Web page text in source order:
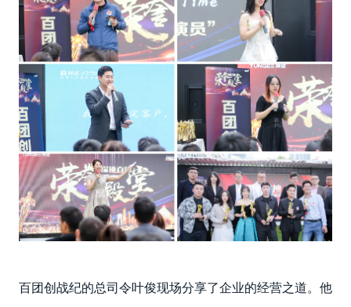
百团创战纪的总司令叶俊现场分享了企业的经营之道。他